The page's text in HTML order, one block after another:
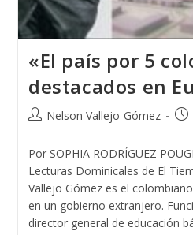
«El país por 5
destacados en
Autor
la
entrada:
Nelson Vallejo-Gómez
la
Por SOPHIA RODRÍGUEZ
Lecturas Dominicales de El
Vallejo Gómez es el
en un gobierno extranjero.
director general de educación